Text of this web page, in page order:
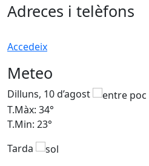
Adreces i telèfons
Accedeix
Meteo
Dilluns, 10 d’agost
T.Màx: 34°
T.Min: 23°
Tarda